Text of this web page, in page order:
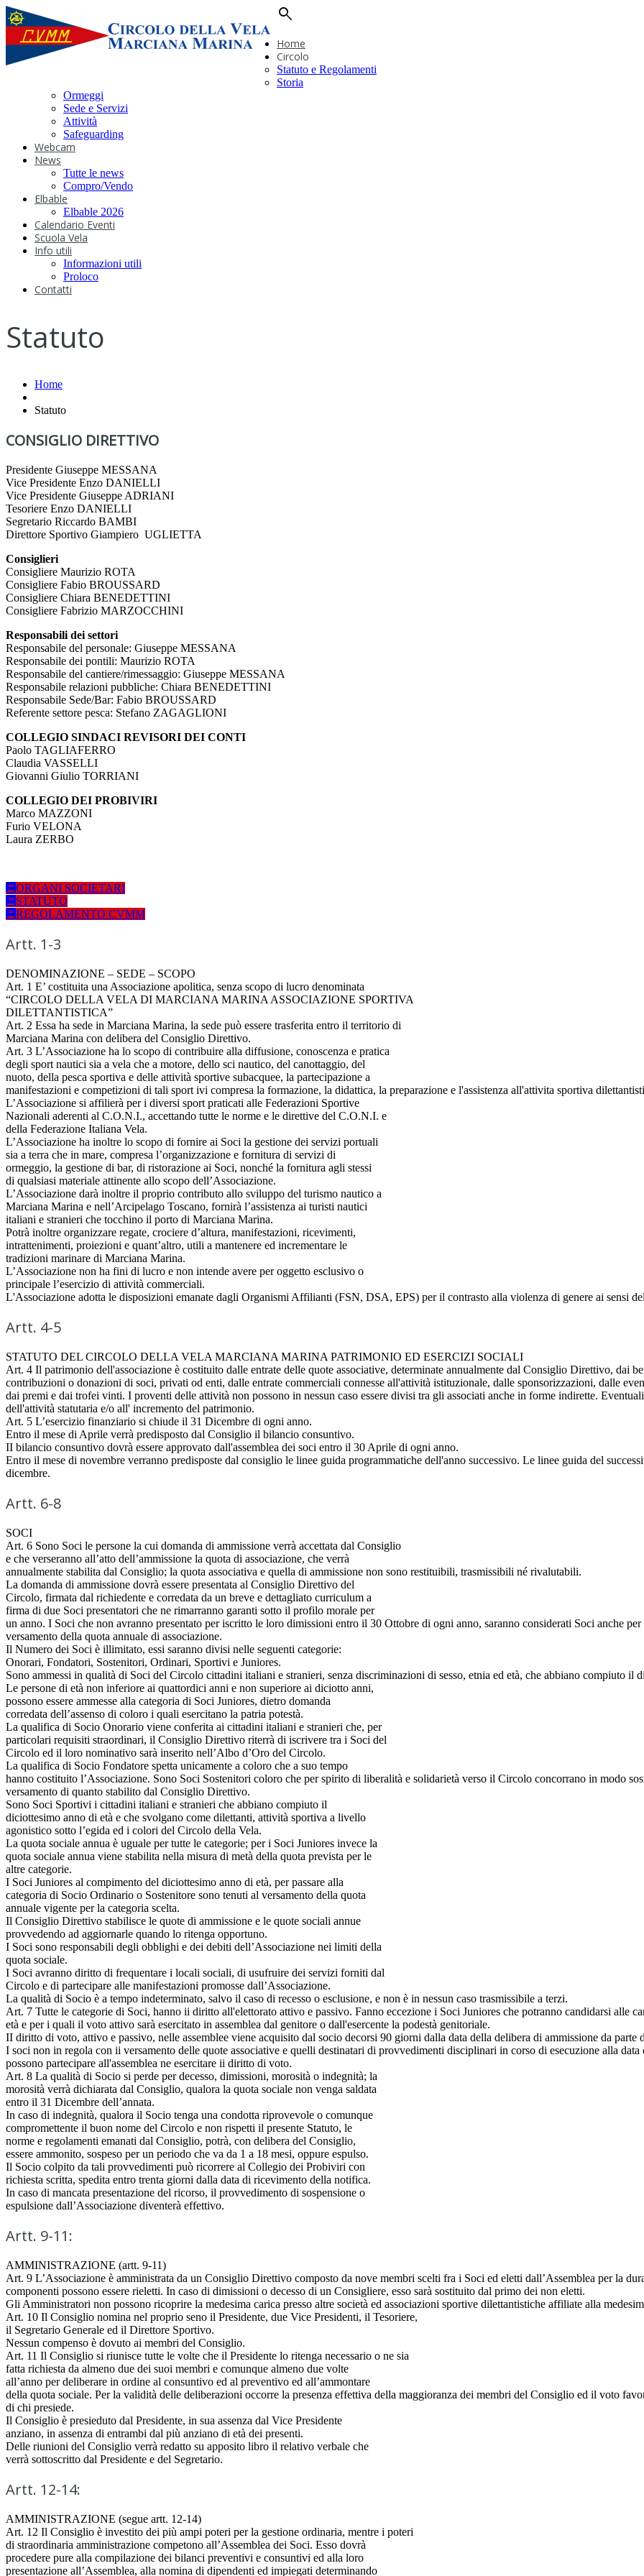
search
Home
Circolo
Statuto e Regolamenti
Storia
Ormeggi
Sede e Servizi
Attività
Safeguarding
Webcam
News
Tutte le news
Compro/Vendo
Elbable
Elbable 2026
Calendario Eventi
Scuola Vela
Info utili
Informazioni utili
Proloco
Contatti
Statuto
Home
Statuto
CONSIGLIO DIRETTIVO
Presidente Giuseppe MESSANA
Vice Presidente Enzo DANIELLI
Vice Presidente Giuseppe ADRIANI
Tesoriere Enzo DANIELLI
Segretario Riccardo BAMBI
Direttore Sportivo Giampiero UGLIETTA
Consiglieri
Consigliere Maurizio ROTA
Consigliere Fabio BROUSSARD
Consigliere Chiara BENEDETTINI
Consigliere Fabrizio MARZOCCHINI
Responsabili dei settori
Responsabile del personale: Giuseppe MESSANA
Responsabile dei pontili: Maurizio ROTA
Responsabile del cantiere/rimessaggio: Giuseppe MESSANA
Responsabile relazioni pubbliche: Chiara BENEDETTINI
Responsabile Sede/Bar: Fabio BROUSSARD
Referente settore pesca: Stefano ZAGAGLIONI
COLLEGIO SINDACI REVISORI DEI CONTI
Paolo TAGLIAFERRO
Claudia VASSELLI
Giovanni Giulio TORRIANI
COLLEGIO DEI PROBIVIRI
Marco MAZZONI
Furio VELONA
Laura ZERBO
ORGANI SOCIETARI
STATUTO
REGOLAMENTO CVMM
Artt. 1-3
DENOMINAZIONE – SEDE – SCOPO
Art. 1 E’ costituita una Associazione apolitica, senza scopo di lucro denominata
“CIRCOLO DELLA VELA DI MARCIANA MARINA ASSOCIAZIONE SPORTIVA
DILETTANTISTICA”
Art. 2 Essa ha sede in Marciana Marina, la sede può essere trasferita entro il territorio di
Marciana Marina con delibera del Consiglio Direttivo.
Art. 3 L’Associazione ha lo scopo di contribuire alla diffusione, conoscenza e pratica
degli sport nautici sia a vela che a motore, dello sci nautico, del canottaggio, del
nuoto, della pesca sportiva e delle attività sportive subacquee, la partecipazione a
manifestazioni e competizioni di tali sport ivi compresa la formazione, la didattica, la preparazione e l'assistenza all'attivita sportiva
L’Associazione si affilierà per i diversi sport praticati alle Federazioni Sportive
Nazionali aderenti al C.O.N.I., accettando tutte le norme e le direttive del C.O.N.I. e
della Federazione Italiana Vela.
L’Associazione ha inoltre lo scopo di fornire ai Soci la gestione dei servizi portuali
sia a terra che in mare, compresa l’organizzazione e fornitura di servizi di
ormeggio, la gestione di bar, di ristorazione ai Soci, nonché la fornitura agli stessi
di qualsiasi materiale attinente allo scopo dell’Associazione.
L’Associazione darà inoltre il proprio contributo allo sviluppo del turismo nautico a
Marciana Marina e nell’Arcipelago Toscano, fornirà l’assistenza ai turisti nautici
italiani e stranieri che tocchino il porto di Marciana Marina.
Potrà inoltre organizzare regate, crociere d’altura, manifestazioni, ricevimenti,
intrattenimenti, proiezioni e quant’altro, utili a mantenere ed incrementare le
tradizioni marinare di Marciana Marina.
L’Associazione non ha fini di lucro e non intende avere per oggetto esclusivo o
principale l’esercizio di attività commerciali.
L'Associazione adotta le disposizioni emanate dagli Organismi Affilianti (FSN, DSA, EPS) per il contrasto alla violenza di genere ai sensi
Artt. 4-5
STATUTO DEL CIRCOLO DELLA VELA MARCIANA MARINA PATRIMONIO ED ESERCIZI SOCIALI
Art. 4 Il patrimonio dell'associazione è costituito dalle entrate delle quote associative, determinate annualmente dal Consiglio Direttivo, dai
contribuzioni o donazioni di soci, privati od enti, dalle entrate commerciali connesse all'attività istituzionale, dalle sponsorizzazioni, dalle
dai premi e dai trofei vinti. I proventi delle attività non possono in nessun caso essere divisi tra gli associati anche in forme indirette.
dell'attività statutaria e/o all' incremento del patrimonio.
Art. 5 L’esercizio finanziario si chiude il 31 Dicembre di ogni anno.
Entro il mese di Aprile verrà predisposto dal Consiglio il bilancio consuntivo.
II bilancio consuntivo dovrà essere approvato dall'assemblea dei soci entro il 30 Aprile di ogni anno.
Entro il mese di novembre verranno predisposte dal consiglio le linee guida programmatiche dell'anno successivo. Le linee guida del
dicembre.
Artt. 6-8
SOCI
Art. 6 Sono Soci le persone la cui domanda di ammissione verrà accettata dal Consiglio
e che verseranno all’atto dell’ammissione la quota di associazione, che verrà
annualmente stabilita dal Consiglio; la quota associativa e quella di ammissione non sono restituibili, trasmissibili né rivalutabili.
La domanda di ammissione dovrà essere presentata al Consiglio Direttivo del
Circolo, firmata dal richiedente e corredata da un breve e dettagliato curriculum a
firma di due Soci presentatori che ne rimarranno garanti sotto il profilo morale per
un anno. I Soci che non avranno presentato per iscritto le loro dimissioni entro il 30 Ottobre di ogni anno, saranno considerati Soci anche
versamento della quota annuale di associazione.
Il Numero dei Soci è illimitato, essi saranno divisi nelle seguenti categorie:
Onorari, Fondatori, Sostenitori, Ordinari, Sportivi e Juniores.
Sono ammessi in qualità di Soci del Circolo cittadini italiani e stranieri, senza discriminazioni di sesso, etnia ed età, che abbiano compiuto il
Le persone di età non inferiore ai quattordici anni e non superiore ai diciotto anni,
possono essere ammesse alla categoria di Soci Juniores, dietro domanda
corredata dell’assenso di coloro i quali esercitano la patria potestà.
La qualifica di Socio Onorario viene conferita ai cittadini italiani e stranieri che, per
particolari requisiti straordinari, il Consiglio Direttivo riterrà di iscrivere tra i Soci del
Circolo ed il loro nominativo sarà inserito nell’Albo d’Oro del Circolo.
La qualifica di Socio Fondatore spetta unicamente a coloro che a suo tempo
hanno costituito l’Associazione. Sono Soci Sostenitori coloro che per spirito di liberalità e solidarietà verso il Circolo concorrano in modo
versamento di quanto stabilito dal Consiglio Direttivo.
Sono Soci Sportivi i cittadini italiani e stranieri che abbiano compiuto il
diciottesimo anno di età e che svolgano come dilettanti, attività sportiva a livello
agonistico sotto l’egida ed i colori del Circolo della Vela.
La quota sociale annua è uguale per tutte le categorie; per i Soci Juniores invece la
quota sociale annua viene stabilita nella misura di metà della quota prevista per le
altre categorie.
I Soci Juniores al compimento del diciottesimo anno di età, per passare alla
categoria di Socio Ordinario o Sostenitore sono tenuti al versamento della quota
annuale vigente per la categoria scelta.
Il Consiglio Direttivo stabilisce le quote di ammissione e le quote sociali annue
provvedendo ad aggiornarle quando lo ritenga opportuno.
I Soci sono responsabili degli obblighi e dei debiti dell’Associazione nei limiti della
quota sociale.
I Soci avranno diritto di frequentare i locali sociali, di usufruire dei servizi forniti dal
Circolo e di partecipare alle manifestazioni promosse dall’Associazione.
La qualità di Socio è a tempo indeterminato, salvo il caso di recesso o esclusione, e non è in nessun caso trasmissibile a terzi.
Art. 7 Tutte le categorie di Soci, hanno ii diritto all'elettorato attivo e passivo. Fanno eccezione i Soci Juniores che potranno candidarsi alle
età e per i quali il voto attivo sarà esercitato in assemblea dal genitore o dall'esercente la podestà genitoriale.
II diritto di voto, attivo e passivo, nelle assemblee viene acquisito dal socio decorsi 90 giorni dalla data della delibera di ammissione da
I soci non in regola con ii versamento delle quote associative e quelli destinatari di provvedimenti disciplinari in corso di esecuzione alla
possono partecipare all'assemblea ne esercitare ii diritto di voto.
Art. 8 La qualità di Socio si perde per decesso, dimissioni, morosità o indegnità; la
morosità verrà dichiarata dal Consiglio, qualora la quota sociale non venga saldata
entro il 31 Dicembre dell’annata.
In caso di indegnità, qualora il Socio tenga una condotta riprovevole o comunque
compromettente il buon nome del Circolo e non rispetti il presente Statuto, le
norme e regolamenti emanati dal Consiglio, potrà, con delibera del Consiglio,
essere ammonito, sospeso per un periodo che va da 1 a 18 mesi, oppure espulso.
Il Socio colpito da tali provvedimenti può ricorrere al Collegio dei Probiviri con
richiesta scritta, spedita entro trenta giorni dalla data di ricevimento della notifica.
In caso di mancata presentazione del ricorso, il provvedimento di sospensione o
espulsione dall’Associazione diventerà effettivo.
Artt. 9-11:
AMMINISTRAZIONE (artt. 9-11)
Art. 9 L’Associazione è amministrata da un Consiglio Direttivo composto da nove membri scelti fra i Soci ed eletti dall’Assemblea per la
componenti possono essere rieletti. In caso di dimissioni o decesso di un Consigliere, esso sarà sostituito dal primo dei non eletti.
Gli Amministratori non possono ricoprire la medesima carica presso altre società ed associazioni sportive dilettantistiche affiliate alla
Art. 10 Il Consiglio nomina nel proprio seno il Presidente, due Vice Presidenti, il Tesoriere,
il Segretario Generale ed il Direttore Sportivo.
Nessun compenso è dovuto ai membri del Consiglio.
Art. 11 Il Consiglio si riunisce tutte le volte che il Presidente lo ritenga necessario o ne sia
fatta richiesta da almeno due dei suoi membri e comunque almeno due volte
all’anno per deliberare in ordine al consuntivo ed al preventivo ed all’ammontare
della quota sociale. Per la validità delle deliberazioni occorre la presenza effettiva della maggioranza dei membri del Consiglio ed il voto
di chi presiede.
Il Consiglio è presieduto dal Presidente, in sua assenza dal Vice Presidente
anziano, in assenza di entrambi dal più anziano di età dei presenti.
Delle riunioni del Consiglio verrà redatto su apposito libro il relativo verbale che
verrà sottoscritto dal Presidente e del Segretario.
Artt. 12-14:
AMMINISTRAZIONE (segue artt. 12-14)
Art. 12 Il Consiglio è investito dei più ampi poteri per la gestione ordinaria, mentre i poteri
di straordinaria amministrazione competono all’Assemblea dei Soci. Esso dovrà
procedere pure alla compilazione dei bilanci preventivi e consuntivi ed alla loro
presentazione all’Assemblea, alla nomina di dipendenti ed impiegati determinando